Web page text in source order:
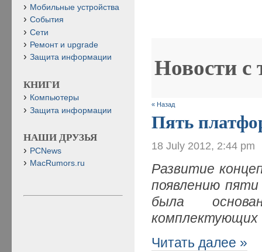
Новости с
« Назад
Пять
18 July 2012, 2:44 pm
Развитие
появлению
была
комплектующих
Читать далее »
Мобильные устройства
События
Сети
Ремонт и upgrade
Защита информации
КНИГИ
Компьютеры
Защита информации
НАШИ ДРУЗЬЯ
PCNews
MacRumors.ru